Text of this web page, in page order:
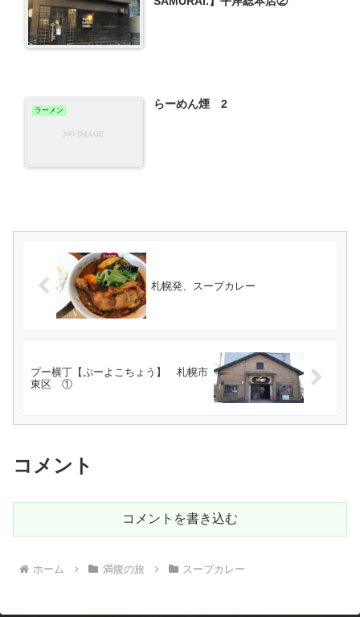
ラーメン らーめん煙 2
札幌発、スープカレー
プー横丁【ぷーよこちょう】 札幌市
東区 ①
コメント
コメントを書き込む
ホーム 満腹の旅 スープカレー